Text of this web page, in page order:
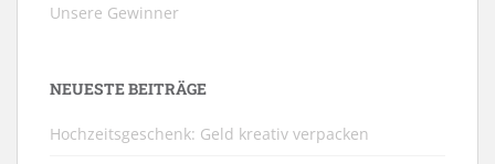
Unsere Gewinner
NEUESTE BEITRÄGE
Hochzeitsgeschenk: Geld kreativ verpacken